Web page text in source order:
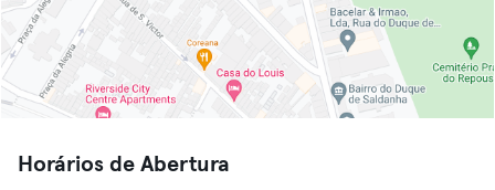
Horários de Abertura